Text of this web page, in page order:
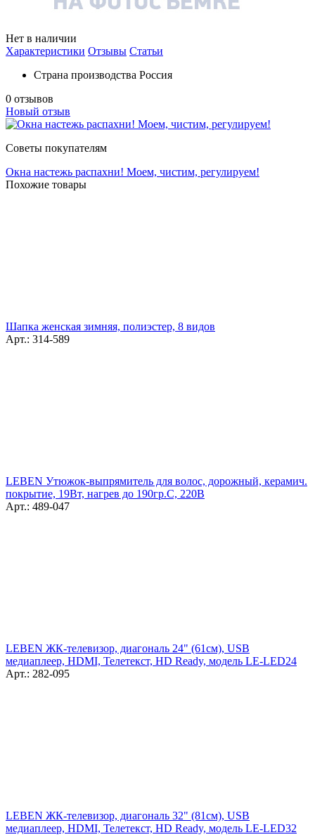
Нет в наличии
Характеристики Отзывы Статьи
Страна производства Россия
0 отзывов
Новый отзыв
Советы покупателям
Окна настежь распахни! Моем, чистим, регулируем!
Похожие товары
Шапка женская зимняя, полиэстер, 8 видов
Арт.: 314-589
LEBEN Утюжок-выпрямитель для волос, дорожный, керамич.
покрытие, 19Вт, нагрев до 190гр.С, 220В
Арт.: 489-047
LEBEN ЖК-телевизор, диагональ 24" (61см), USB
медиаплеер, HDMI, Телетекст, HD Ready, модель LE-LED24
Арт.: 282-095
LEBEN ЖК-телевизор, диагональ 32" (81см), USB
медиаплеер, HDMI, Телетекст, HD Ready, модель LE-LED32